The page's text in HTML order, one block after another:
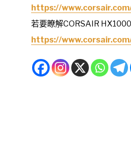
https://
若要瞭解CORSAIR
https://